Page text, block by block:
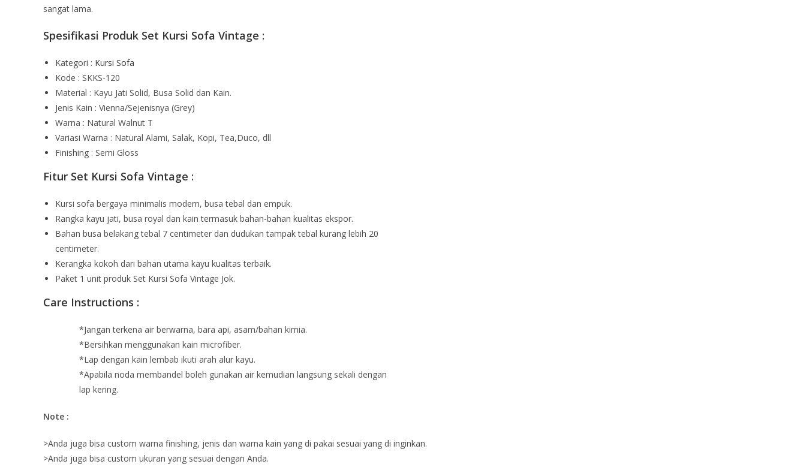
sangat lama.
Spesifikasi Produk Set Kursi Sofa Vintage :
Kategori : Kursi Sofa
Kode : SKKS-120
Material : Kayu Jati Solid, Busa Solid dan Kain.
Jenis Kain : Vienna/Sejenisnya (Grey)
Warna : Natural Walnut T
Variasi Warna : Natural Alami, Salak, Kopi, Tea,Duco, dll
Finishing : Semi Gloss
Fitur Set Kursi Sofa Vintage :
Kursi sofa bergaya minimalis modern, busa tebal dan empuk.
Rangka kayu jati, busa royal dan kain termasuk bahan-bahan kualitas ekspor.
Bahan busa belakang tebal 7 centimeter dan dudukan tampak tebal kurang lebih 20
centimeter.
Kerangka kokoh dari bahan utama kayu kualitas terbaik.
Paket 1 unit produk Set Kursi Sofa Vintage Jok.
Care Instructions :
*Jangan terkena air berwarna, bara api, asam/bahan kimia.
*Bersihkan menggunakan kain microfiber.
*Lap dengan kain lembab ikuti arah alur kayu.
*Apabila noda membandel boleh gunakan air kemudian langsung sekali dengan
lap kering.
Note :
>Anda juga bisa custom warna finishing, jenis dan warna kain yang di pakai sesuai yang di inginkan.
>Anda juga bisa custom ukuran yang sesuai dengan Anda.